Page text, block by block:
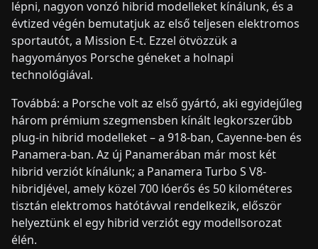
lépni, nagyon vonzó hibrid modelleket kínálunk, és a
évtized végén bemutatjuk az első teljesen elektromos
sportautót, a Mission E-t. Ezzel ötvözzük a
hagyományos Porsche géneket a holnapi
technológiával.
Továbbá: a Porsche volt az első gyártó, aki egyidejűleg
három prémium szegmensben kínált legkorszerűbb
plug-in hibrid modelleket – a 918-ban, Cayenne-ben és
Panamera-ban. Az új Panamerában már most két
hibrid verziót kínálunk; a Panamera Turbo S V8-
hibridjével, amely közel 700 lóerős és 50 kilométeres
tisztán elektromos hatótávval rendelkezik, először
helyeztünk el egy hibrid verziót egy modellsorozat
élén.